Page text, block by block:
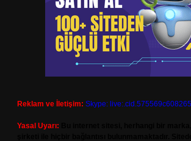
Reklam ve İletişim: Skype:
Yasal Uyarı: